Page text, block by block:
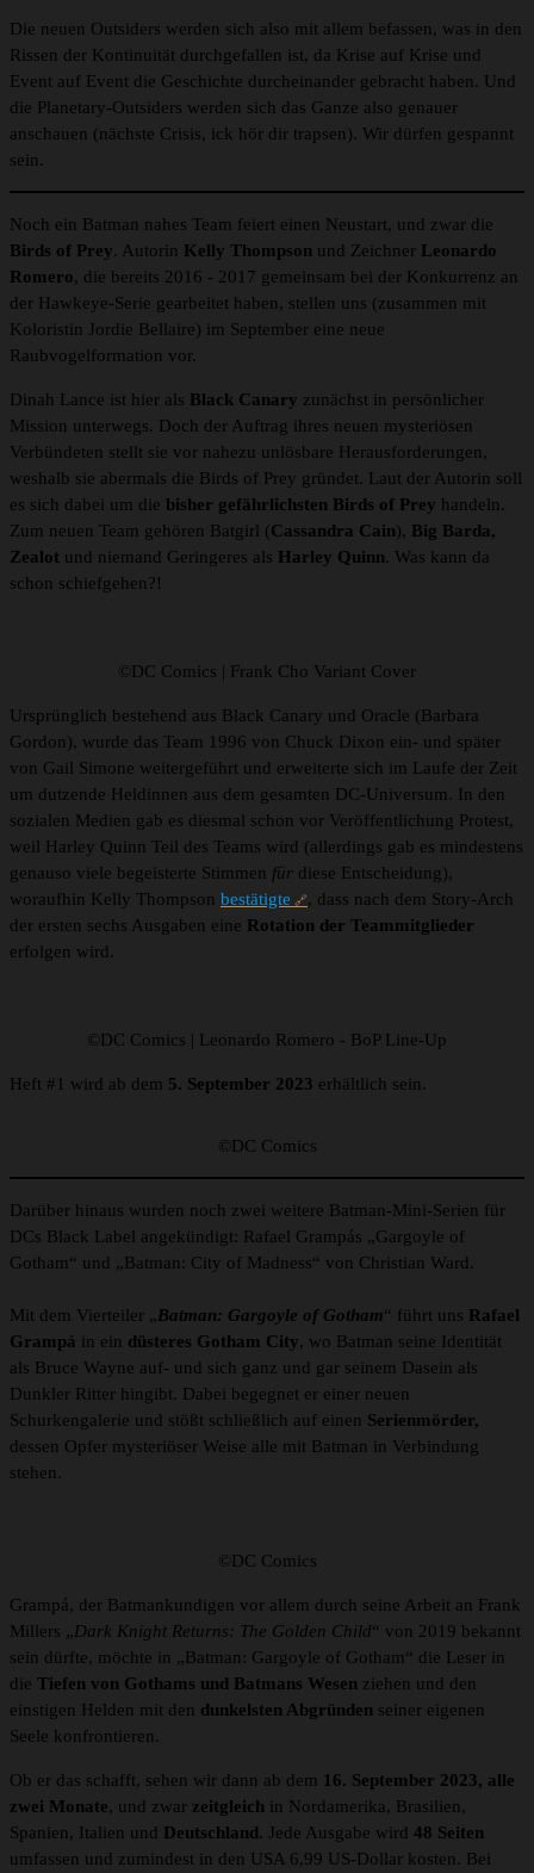
Die neuen Outsiders werden sich also mit allem befassen, was in den
Rissen der Kontinuität durchgefallen ist, da Krise auf Krise und
Event auf Event die Geschichte durcheinander gebracht haben. Und
die Planetary-Outsiders werden sich das Ganze also genauer
anschauen (nächste Crisis, ick hör dir trapsen). Wir dürfen gespannt
sein.
Noch ein Batman nahes Team feiert einen Neustart, und zwar die
Birds of Prey. Autorin Kelly Thompson und Zeichner Leonardo
Romero, die bereits 2016 - 2017 gemeinsam bei der Konkurrenz an
der Hawkeye-Serie gearbeitet haben, stellen uns (zusammen mit
Koloristin Jordie Bellaire) im September eine neue
Raubvogelformation vor.
Dinah Lance ist hier als Black Canary zunächst in persönlicher
Mission unterwegs. Doch der Auftrag ihres neuen mysteriösen
Verbündeten stellt sie vor nahezu unlösbare Herausforderungen,
weshalb sie abermals die Birds of Prey gründet. Laut der Autorin soll
es sich dabei um die bisher gefährlichsten Birds of Prey handeln.
Zum neuen Team gehören Batgirl (Cassandra Cain), Big Barda,
Zealot und niemand Geringeres als Harley Quinn. Was kann da
schon schiefgehen?!
©DC Comics | Frank Cho Variant Cover
Ursprünglich bestehend aus Black Canary und Oracle (Barbara
Gordon), wurde das Team 1996 von Chuck Dixon ein- und später
von Gail Simone weitergeführt und erweiterte sich im Laufe der Zeit
um dutzende Heldinnen aus dem gesamten DC-Universum. In den
sozialen Medien gab es diesmal schon vor Veröffentlichung Protest,
weil Harley Quinn Teil des Teams wird (allerdings gab es mindestens
genauso viele begeisterte Stimmen für diese Entscheidung),
woraufhin Kelly Thompson bestätigte
, dass nach dem Story-Arch
der ersten sechs Ausgaben eine Rotation der Teammitglieder
erfolgen wird.
©DC Comics | Leonardo Romero - BoP Line-Up
Heft #1 wird ab dem 5. September 2023 erhältlich sein.
©DC Comics
Darüber hinaus wurden noch zwei weitere Batman-Mini-Serien für
DCs Black Label angekündigt: Rafael Grampás „Gargoyle of
Gotham“ und „Batman: City of Madness“ von Christian Ward.
Mit dem Vierteiler „ Batman: Gargoyle of Gotham“ führt uns Rafael
Grampá in ein düsteres Gotham City, wo Batman seine Identität
als Bruce Wayne auf- und sich ganz und gar seinem Dasein als
Dunkler Ritter hingibt. Dabei begegnet er einer neuen
Schurkengalerie und stößt schließlich auf einen Serienmörder,
dessen Opfer mysteriöser Weise alle mit Batman in Verbindung
stehen.
©DC Comics
Grampá, der Batmankundigen vor allem durch seine Arbeit an Frank
Millers „ Dark Knight Returns: The Golden Child“ von 2019 bekannt
sein dürfte, möchte in „Batman: Gargoyle of Gotham“ die Leser in
die Tiefen von Gothams und Batmans Wesen ziehen und den
einstigen Helden mit den dunkelsten Abgründen seiner eigenen
Seele konfrontieren.
Ob er das schafft, sehen wir dann ab dem 16. September 2023, alle
zwei Monate, und zwar zeitgleich in Nordamerika, Brasilien,
Spanien, Italien und Deutschland. Jede Ausgabe wird 48 Seiten
umfassen und zumindest in den USA 6,99 US-Dollar kosten. Bei